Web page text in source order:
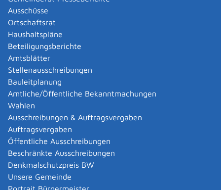
Ausschüsse
Ortschaftsrat
Haushaltspläne
Beteiligungsberichte
Amtsblätter
Stellenausschreibungen
Bauleitplanung
Amtliche/Öffentliche Bekanntmachungen
Wahlen
Ausschreibungen & Auftragsvergaben
Auftragsvergaben
Öffentliche Ausschreibungen
Beschränkte Ausschreibungen
Denkmalschutzpreis BW
Unsere Gemeinde
Abgelaufenen Führerschein neu ausstellen lassen
Abgeltungsteuer - Nichtveranlagungs-
Bescheinigung beantragen
Abgeschlossenheitsbescheinigung zur Aufteilung
eines Gebäudes beantragen
Abmeldung / Außerbetriebsetzung für ein Fahrzeug
beantragen
Abschriften, Ablichtungen, Vervielfältigungen und
Negative amtlich beglaubigen lassen
Abwasser entsorgen
Abwasserbeseitigung - dezentrale Beseitigung von
Regenwasser beantragen oder anzeigen
Abweichende Regelungen zum Schichtbetrieb
beantragen
Abweichende Ruhezeit beantragen
Adoption - Akteneinsicht beantragen